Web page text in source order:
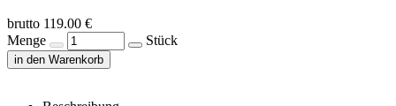
brutto 119.00 €
Menge
Stück
in den Warenkorb